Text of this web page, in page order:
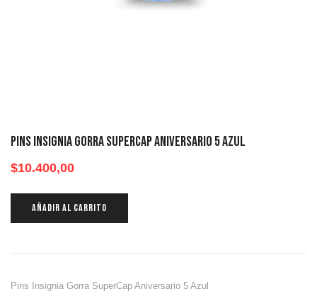
Pins Insignia Gorra SuperCap Aniversario 5 Azul
$10.400,00
AÑADIR AL CARRITO
Pins Insignia Gorra SuperCap Aniversario 5 Azul